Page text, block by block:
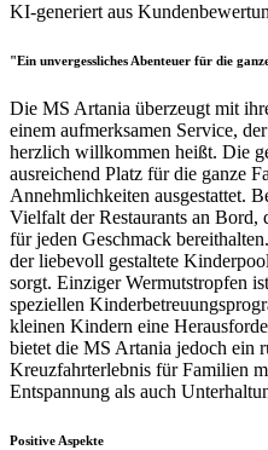
KI-generiert aus
"Ein unvergessliches Abenteuer für die
Die MS Artania überzeugt mit
einem aufmerksamen Service,
herzlich willkommen heißt. Die
ausreichend Platz für die ganze
Annehmlichkeiten ausgestattet.
Vielfalt der Restaurants an Bord,
für jeden Geschmack
der liebevoll gestaltete
sorgt. Einziger Wermutstropfen
speziellen
kleinen Kindern eine
bietet die MS Artania jedoch ein
Kreuzfahrterlebnis für Familien
Entspannung als auch
Positive Aspekte